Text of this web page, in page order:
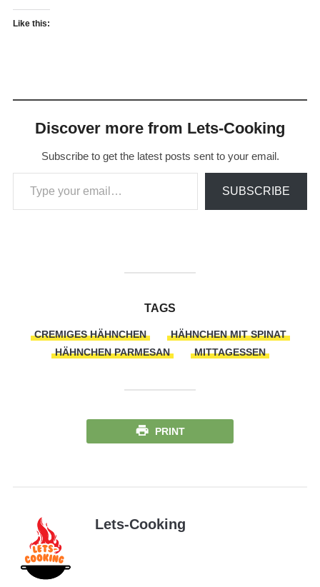
Like this:
Discover more from Lets-Cooking
Subscribe to get the latest posts sent to your email.
Type your email…
SUBSCRIBE
TAGS
CREMIGES HÄHNCHEN
HÄHNCHEN MIT SPINAT
HÄHNCHEN PARMESAN
MITTAGESSEN
PRINT
Lets-Cooking